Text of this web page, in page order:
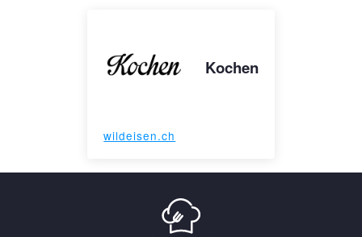
Kochen
wildeisen.ch